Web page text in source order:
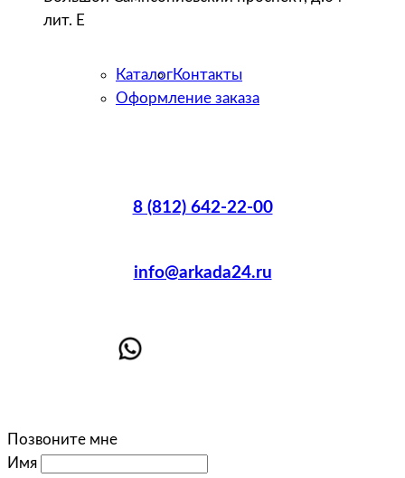
лит. Е
КаталогКонтакты
Оформление заказа
8 (812) 642-22-00
info@arkada24.ru
Позвоните мне
Имя